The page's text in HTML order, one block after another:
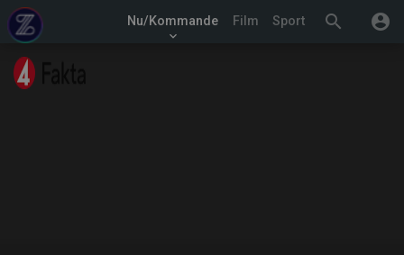
search account_circle
Nu/Kommande
keyboard_arrow_down
Film Sport